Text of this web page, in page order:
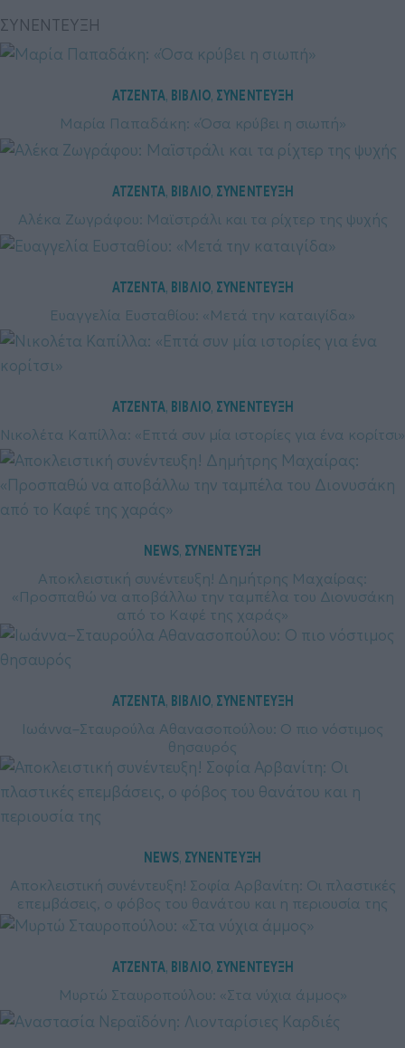
ΣΥΝΕΝΤΕΥΞΗ
ΑΤΖΕΝΤΑ, ΒΙΒΛΙΟ, ΣΥΝΕΝΤΕΥΞΗ
Μαρία Παπαδάκη: «Όσα κρύβει η σιωπή»
ΑΤΖΕΝΤΑ, ΒΙΒΛΙΟ, ΣΥΝΕΝΤΕΥΞΗ
Αλέκα Ζωγράφου: Μαϊστράλι και τα ρίχτερ της ψυχής
ΑΤΖΕΝΤΑ, ΒΙΒΛΙΟ, ΣΥΝΕΝΤΕΥΞΗ
Ευαγγελία Ευσταθίου: «Μετά την καταιγίδα»
ΑΤΖΕΝΤΑ, ΒΙΒΛΙΟ, ΣΥΝΕΝΤΕΥΞΗ
Νικολέτα Καπίλλα: «Επτά συν μία ιστορίες για ένα κορίτσι»
NEWS, ΣΥΝΕΝΤΕΥΞΗ
Αποκλειστική συνέντευξη! Δημήτρης Μαχαίρας:
«Προσπαθώ να αποβάλλω την ταμπέλα του Διονυσάκη
από το Καφέ της χαράς»
ΑΤΖΕΝΤΑ, ΒΙΒΛΙΟ, ΣΥΝΕΝΤΕΥΞΗ
Ιωάννα–Σταυρούλα Αθανασοπούλου: Ο πιο νόστιμος
θησαυρός
NEWS, ΣΥΝΕΝΤΕΥΞΗ
Αποκλειστική συνέντευξη! Σοφία Αρβανίτη: Οι πλαστικές
επεμβάσεις, ο φόβος του θανάτου και η περιουσία της
ΑΤΖΕΝΤΑ, ΒΙΒΛΙΟ, ΣΥΝΕΝΤΕΥΞΗ
Μυρτώ Σταυροπούλου: «Στα νύχια άμμος»